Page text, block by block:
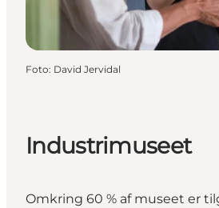
Foto: David Jervidal
Industrimuseet
Omkring 60 % af museet er